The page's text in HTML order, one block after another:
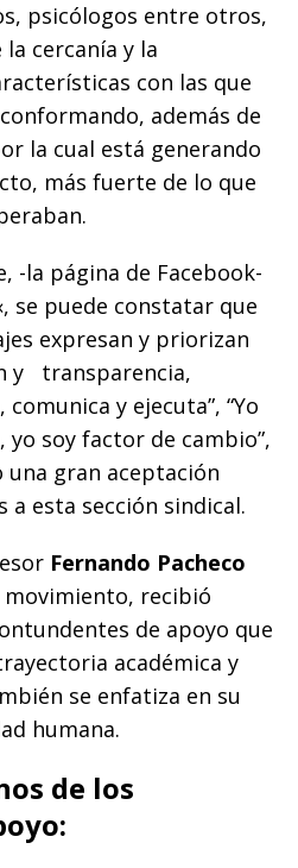
psicólogos entre otros,
cercanía y la
con las que
además de
la cual está generando
más fuerte de lo que
-la página de Facebook-
se puede constatar que
expresan y priorizan
y transparencia,
comunica y ejecuta”, “Yo
yo soy factor de cambio”,
una gran aceptación
a esta sección sindical.
Fernando Pacheco
movimiento, recibió
de apoyo que
académica y
se enfatiza en su
humana.
de los